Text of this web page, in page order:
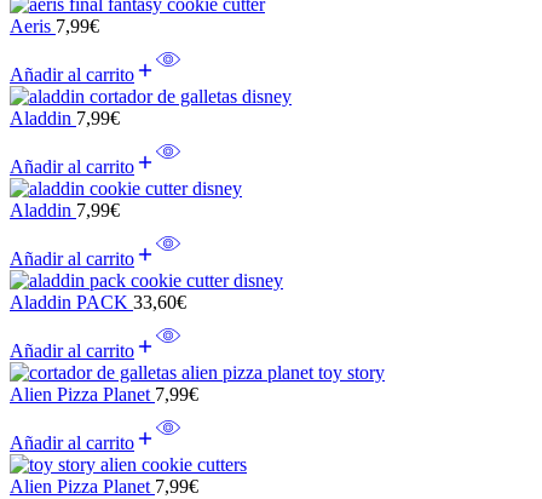
Aeris 7,99€
Añadir al carrito
Aladdin 7,99€
Añadir al carrito
Aladdin 7,99€
Añadir al carrito
Aladdin PACK 33,60€
Añadir al carrito
Alien Pizza Planet 7,99€
Añadir al carrito
Alien Pizza Planet 7,99€